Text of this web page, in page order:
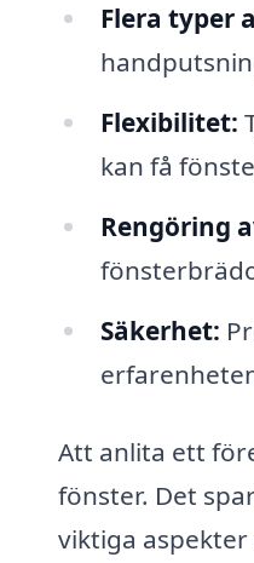
Flera typer
Flexibilitet:
kan få
Rengöring
Säkerhet:
Att anlita ett
fönster. Det
viktiga